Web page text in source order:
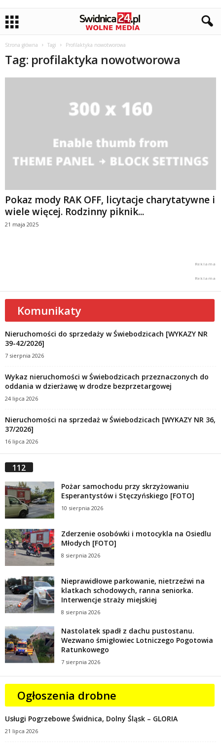
Strona główna Tagi Profilaktyka nowotworowa
Tag: profilaktyka nowotworowa
Pokaz mody RAK OFF, licytacje charytatywne i
wiele więcej. Rodzinny piknik...
21 maja 2025
Komunikaty
Nieruchomości do sprzedaży w Świebodzicach [WYKAZY NR
39-42/2026]
7 sierpnia 2026
Wykaz nieruchomości w Świebodzicach przeznaczonych do
oddania w dzierżawę w drodze bezprzetargowej
24 lipca 2026
Nieruchomości na sprzedaż w Świebodzicach [WYKAZY NR 36,
37/2026]
16 lipca 2026
112
Pożar samochodu przy skrzyżowaniu
Esperantystów i Stęczyńskiego [FOTO]
10 sierpnia 2026
Zderzenie osobówki i motocykla na Osiedlu
Młodych [FOTO]
8 sierpnia 2026
Nieprawidłowe parkowanie, nietrzeźwi na
klatkach schodowych, ranna seniorka.
Interwencje straży miejskiej
8 sierpnia 2026
Nastolatek spadł z dachu pustostanu.
Wezwano śmigłowiec Lotniczego Pogotowia
Ratunkowego
7 sierpnia 2026
Ogłoszenia drobne
Usługi Pogrzebowe Świdnica, Dolny Śląsk – GLORIA
21 lipca 2026